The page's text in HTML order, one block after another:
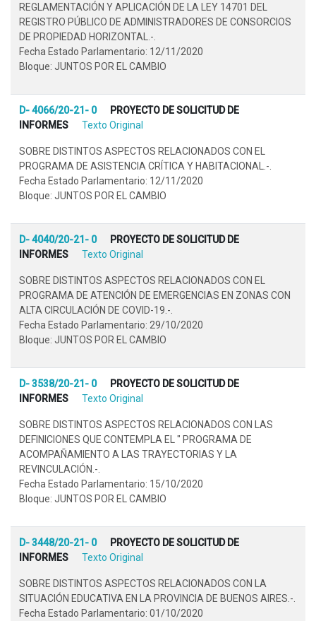
REGLAMENTACIÓN Y APLICACIÓN DE LA LEY 14701 DEL
REGISTRO PÚBLICO DE ADMINISTRADORES DE CONSORCIOS
DE PROPIEDAD HORIZONTAL.-.
Fecha Estado Parlamentario: 12/11/2020
Bloque: JUNTOS POR EL CAMBIO
D- 4066/20-21- 0
PROYECTO DE SOLICITUD DE
INFORMES
Texto Original
SOBRE DISTINTOS ASPECTOS RELACIONADOS CON EL
PROGRAMA DE ASISTENCIA CRÍTICA Y HABITACIONAL.-.
Fecha Estado Parlamentario: 12/11/2020
Bloque: JUNTOS POR EL CAMBIO
D- 4040/20-21- 0
PROYECTO DE SOLICITUD DE
INFORMES
Texto Original
SOBRE DISTINTOS ASPECTOS RELACIONADOS CON EL
PROGRAMA DE ATENCIÓN DE EMERGENCIAS EN ZONAS CON
ALTA CIRCULACIÓN DE COVID-19.-.
Fecha Estado Parlamentario: 29/10/2020
Bloque: JUNTOS POR EL CAMBIO
D- 3538/20-21- 0
PROYECTO DE SOLICITUD DE
INFORMES
Texto Original
SOBRE DISTINTOS ASPECTOS RELACIONADOS CON LAS
DEFINICIONES QUE CONTEMPLA EL " PROGRAMA DE
ACOMPAÑAMIENTO A LAS TRAYECTORIAS Y LA
REVINCULACIÓN.-.
Fecha Estado Parlamentario: 15/10/2020
Bloque: JUNTOS POR EL CAMBIO
D- 3448/20-21- 0
PROYECTO DE SOLICITUD DE
INFORMES
Texto Original
SOBRE DISTINTOS ASPECTOS RELACIONADOS CON LA
SITUACIÓN EDUCATIVA EN LA PROVINCIA DE BUENOS AIRES.-.
Fecha Estado Parlamentario: 01/10/2020